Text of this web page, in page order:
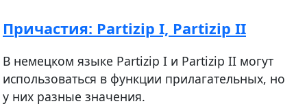
Причастия: Partizip I, Partizip II
В немецком языке Partizip I и Partizip II могут
использоваться в функции прилагательных, но
у них разные значения.